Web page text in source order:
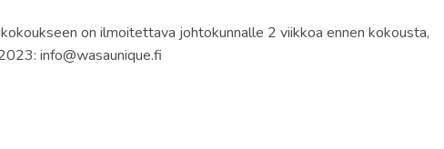
on ilmoitettava johtokunnalle 2 viikkoa ennen kokousta,
info@wasaunique.fi